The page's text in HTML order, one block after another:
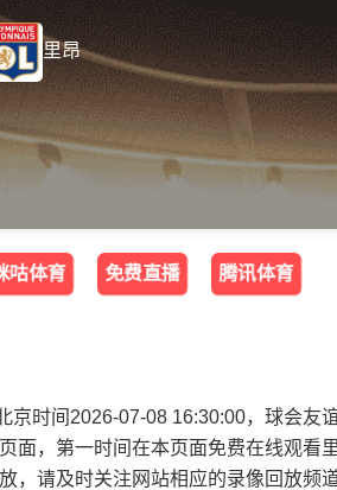
里昂
咕体育 免费直播 腾讯体育
时间2026-07-08 16:30:00，球会友
面，第一时间在本页面免费在线观看
，请及时关注网站相应的录像回放频道